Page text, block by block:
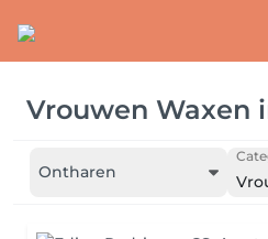
Vrouwen Waxen
Ontharen